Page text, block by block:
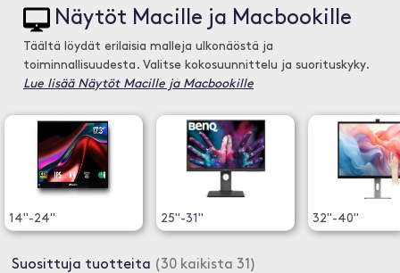
Näytöt Macille ja Macbookille
Täältä löydät erilaisia malleja ulkonäöstä ja
toiminnallisuudesta. Valitse kokosuunnittelu ja suorituskyky.
Lue lisää Näytöt Macille ja Macbookille
14"-24" 25"-31" 32"-40"
Suosittuja tuotteita (30 kaikista 31)